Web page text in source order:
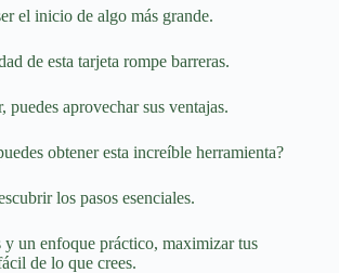
el inicio de algo más grande.
de esta tarjeta rompe barreras.
puedes aprovechar sus ventajas.
obtener esta increíble herramienta?
los pasos esenciales.
y un enfoque práctico, maximizar tus
de lo que crees.